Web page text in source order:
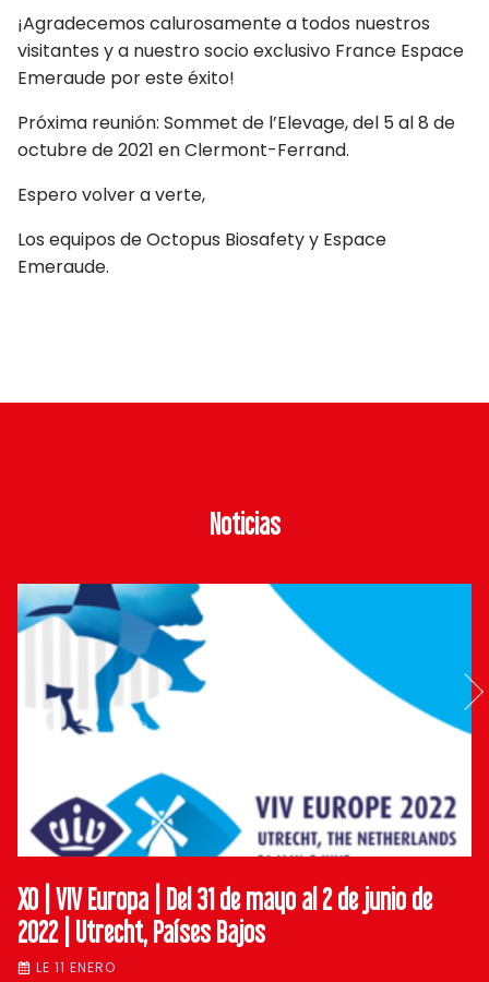
¡Agradecemos calurosamente a todos nuestros
visitantes y a nuestro socio exclusivo France Espace
Emeraude por este éxito!
Próxima reunión: Sommet de l’Elevage, del 5 al 8 de
octubre de 2021 en Clermont-Ferrand.
Espero volver a verte,
Los equipos de Octopus Biosafety y Espace
Emeraude.
Noticias
XO | VIV Europa | Del 31 de mayo al 2 de junio de
2022 | Utrecht, Países Bajos
LE 11 ENERO